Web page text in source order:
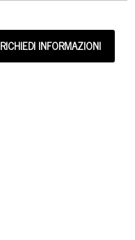
RICHIEDI INFORMAZIONI